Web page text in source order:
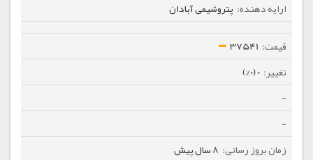
پتروشیمی آبادان
37541
0 (0%)
-
-
8 سال پیش